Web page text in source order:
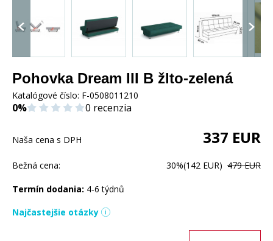
Pohovka Dream III B žlto-zelená
Katalógové číslo: F-0508011210
0% 0 recenzia
Naša cena s DPH 337 EUR
Bežná cena: 30%(142 EUR) 479 EUR
Termín dodania: 4-6 týdnů
Najčastejšie otázky